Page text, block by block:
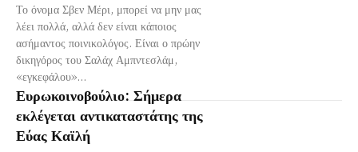
Το όνομα Σβεν Μέρι, μπορεί να μην μας
λέει πολλά, αλλά δεν είναι κάποιος
ασήμαντος ποινικολόγος. Είναι ο πρώην
δικηγόρος του Σαλάχ Αμπντεσλάμ,
«εγκεφάλου»...
Ευρωκοινοβούλιο: Σήμερα
εκλέγεται αντικαταστάτης της
Εύας Καϊλή